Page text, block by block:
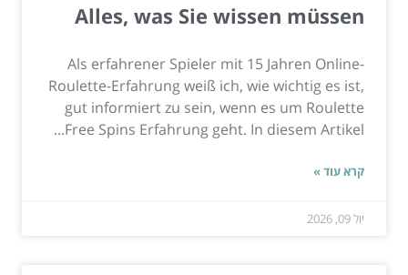
Alles, was Sie wissen müssen
Als erfahrener Spieler mit 15 Jahren Online-
Roulette-Erfahrung weiß ich, wie wichtig es ist,
gut informiert zu sein, wenn es um Roulette
Free Spins Erfahrung geht. In diesem Artikel...
קרא עוד »
יול 09, 2026